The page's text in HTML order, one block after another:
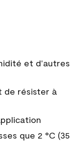
et d'autres
de résister à
que 2 °C (35